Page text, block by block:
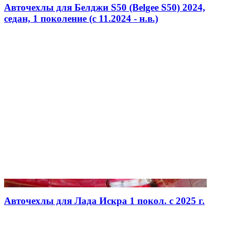
Авточехлы для Белджи S50 (Belgee S50) 2024,
седан, 1 поколение (c 11.2024 - н.в.)
Авточехлы для Лада Искра 1 покол. с 2025 г.